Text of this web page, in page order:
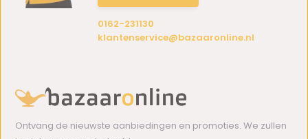
0162-231130
klantenservice@bazaaronline.nl
Ontvang de nieuwste aanbiedingen en promoties. We zullen